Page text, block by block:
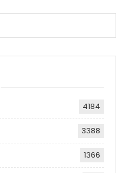
4184
3388
1366